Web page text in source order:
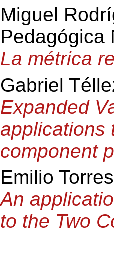
Miguel
Pedagógica
La métrica
Gabriel
Expanded
applications
component
Emilio
An
to the Two